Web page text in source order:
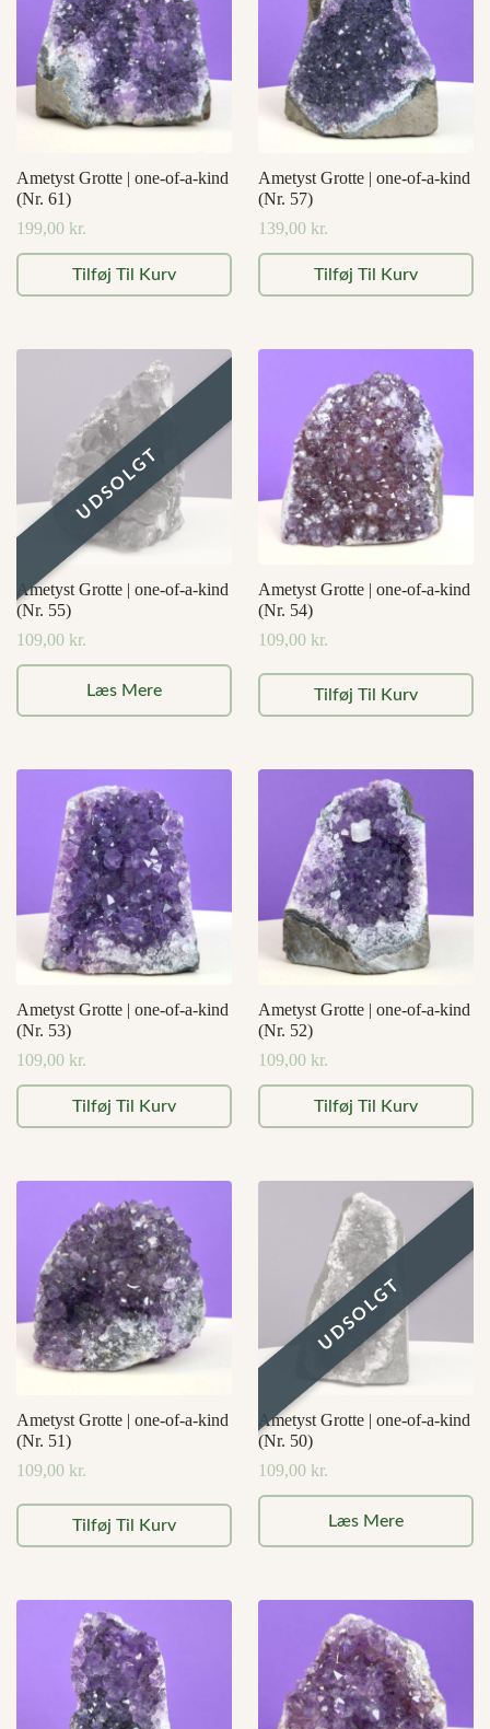
Ametyst Grotte | one-of-a-kind
(Nr. 61)
199,00 kr.
Tilføj Til Kurv
Ametyst Grotte | one-of-a-kind
(Nr. 57)
139,00 kr.
Tilføj Til Kurv
Ametyst Grotte | one-of-a-kind
(Nr. 55)
109,00 kr.
Læs Mere
Ametyst Grotte | one-of-a-kind
(Nr. 54)
109,00 kr.
Tilføj Til Kurv
Ametyst Grotte | one-of-a-kind
(Nr. 53)
109,00 kr.
Tilføj Til Kurv
Ametyst Grotte | one-of-a-kind
(Nr. 52)
109,00 kr.
Tilføj Til Kurv
Ametyst Grotte | one-of-a-kind
(Nr. 51)
109,00 kr.
Tilføj Til Kurv
Ametyst Grotte | one-of-a-kind
(Nr. 50)
109,00 kr.
Læs Mere